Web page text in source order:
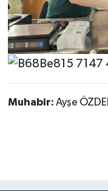
Muhabir: Ayşe